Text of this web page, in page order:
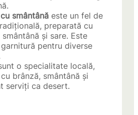
smântână este un fel de
preparată cu
smântână și sare. Este
pentru diverse
o specialitate locală,
brânză, smântână și
serviți ca desert.